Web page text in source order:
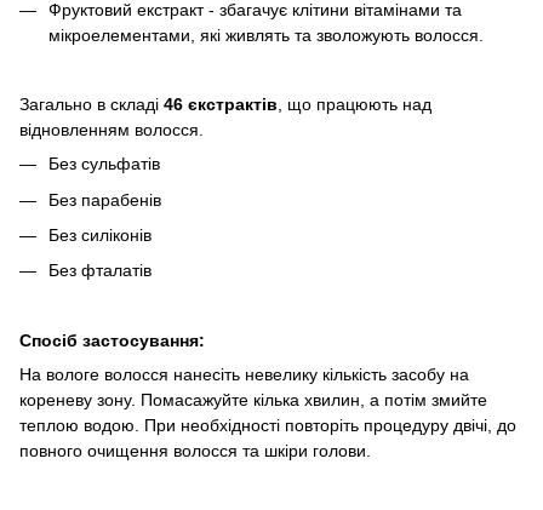
Фруктовий екстракт - збагачує клітини вітамінами та
мікроелементами, які живлять та зволожують волосся.
Загально в складі 46 єкстрактів, що працюють над
відновленням волосся.
Без сульфатів
Без парабенів
Без силіконів
Без фталатів
Спосіб застосування:
На вологе волосся нанесіть невелику кількість засобу на
кореневу зону. Помасажуйте кілька хвилин, а потім змийте
теплою водою. При необхідності повторіть процедуру двічі, до
повного очищення волосся та шкіри голови.